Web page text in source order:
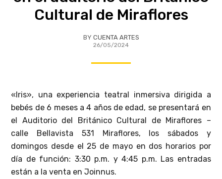
Cultural de Miraflores
BY CUENTA ARTES
26/05/2024
«Iris», una experiencia teatral inmersiva dirigida a
bebés de 6 meses a 4 años de edad, se presentará en
el Auditorio del Británico Cultural de Miraflores –
calle Bellavista 531 Miraflores, los sábados y
domingos desde el 25 de mayo en dos horarios por
día de función: 3:30 p.m. y 4:45 p.m. Las entradas
están a la venta en Joinnus.